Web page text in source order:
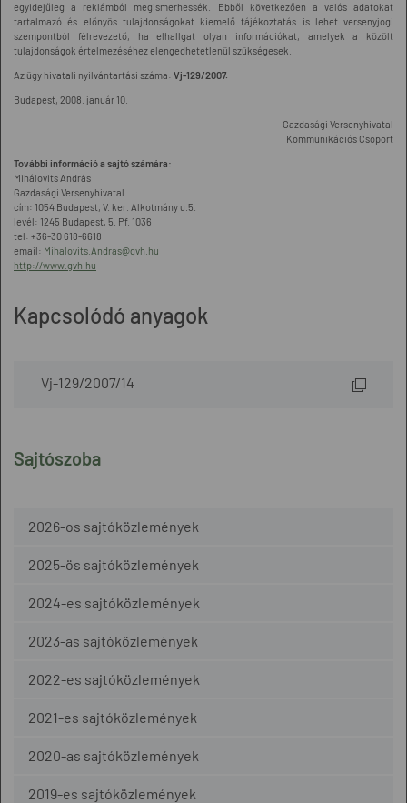
Sajtószoba
2026-os sajtóközlemények
2025-ös sajtóközlemények
2024-es sajtóközlemények
2023-as sajtóközlemények
2022-es sajtóközlemények
2021-es sajtóközlemények
2020-as sajtóközlemények
2019-es sajtóközlemények
egyidejűleg a reklámból megismerhessék. Ebből következően a valós adatokat
tartalmazó és előnyös tulajdonságokat kiemelő tájékoztatás is lehet versenyjogi
szempontból félrevezető, ha elhallgat olyan információkat, amelyek a közölt
tulajdonságok értelmezéséhez elengedhetetlenül szükségesek.
Az ügy hivatali nyilvántartási száma: Vj-129/2007.
Budapest, 2008. január 10.
Gazdasági Versenyhivatal
Kommunikációs Csoport
További információ a sajtó számára:
Mihálovits András
Gazdasági Versenyhivatal
cím: 1054 Budapest, V. ker. Alkotmány u.5.
levél: 1245 Budapest, 5. Pf. 1036
tel: +36-30 618-6618
email: Mihalovits.Andras@gvh.hu
http://www.gvh.hu
Kapcsolódó anyagok
Vj-129/2007/14